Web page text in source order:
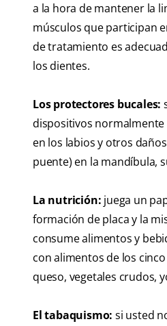
a la hora de mantener la
músculos que participan
de tratamiento es
los dientes.
Los protectores bucales:
dispositivos normalmente
en los labios y otros
puente) en la mandíbula,
La nutrición: juega un
formación de placa y la
consume alimentos y
con alimentos de los
queso, vegetales crudos,
El tabaquismo: si usted